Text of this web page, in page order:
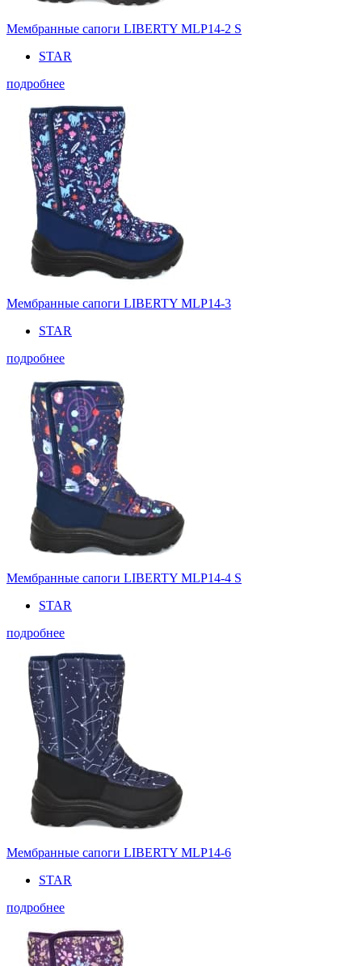
Мембранные сапоги LIBERTY MLP14-2 S
STAR
подробнее
Мембранные сапоги LIBERTY MLP14-3
STAR
подробнее
Мембранные сапоги LIBERTY MLP14-4 S
STAR
подробнее
Мембранные сапоги LIBERTY MLP14-6
STAR
подробнее